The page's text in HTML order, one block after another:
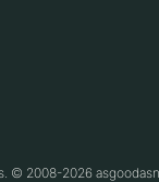
© 2008-2026